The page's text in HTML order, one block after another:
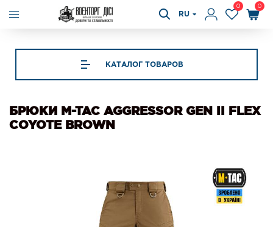
RU
0 0
КАТАЛОГ ТОВАРОВ
БРЮКИ M-TAC AGGRESSOR GEN II FLEX
COYOTE BROWN